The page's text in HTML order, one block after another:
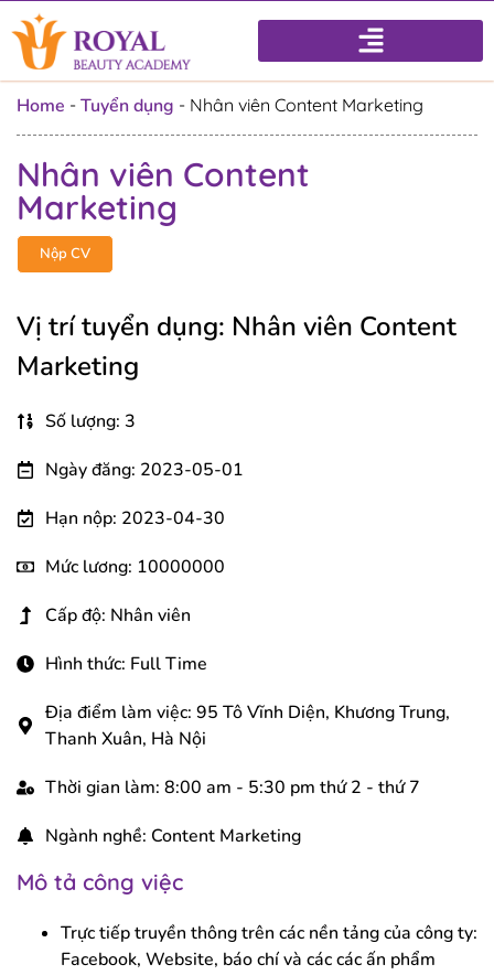
Home - Tuyển dụng - Nhân viên Content Marketing
Nhân viên Content
Marketing
Nộp CV
Vị trí tuyển dụng: Nhân viên Content
Marketing
Số lượng: 3
Ngày đăng: 2023-05-01
Hạn nộp: 2023-04-30
Mức lương: 10000000
Cấp độ: Nhân viên
Hình thức: Full Time
Địa điểm làm việc: 95 Tô Vĩnh Diện, Khương Trung,
Thanh Xuân, Hà Nội
Thời gian làm: 8:00 am - 5:30 pm thứ 2 - thứ 7
Ngành nghề: Content Marketing
Mô tả công việc
Trực tiếp truyền thông trên các nền tảng của công ty:
Facebook, Website, báo chí và các các ấn phẩm